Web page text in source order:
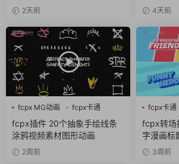
插件2天前 4天前
fcpx MG动画
fcpx卡通
fcpx图形动画
fcpx插件 20个抽象手绘线条
涂鸦视频素材图形动画
2周前
fcpx卡通
fcpx转场
fcpx转场
字漫画标
3周前